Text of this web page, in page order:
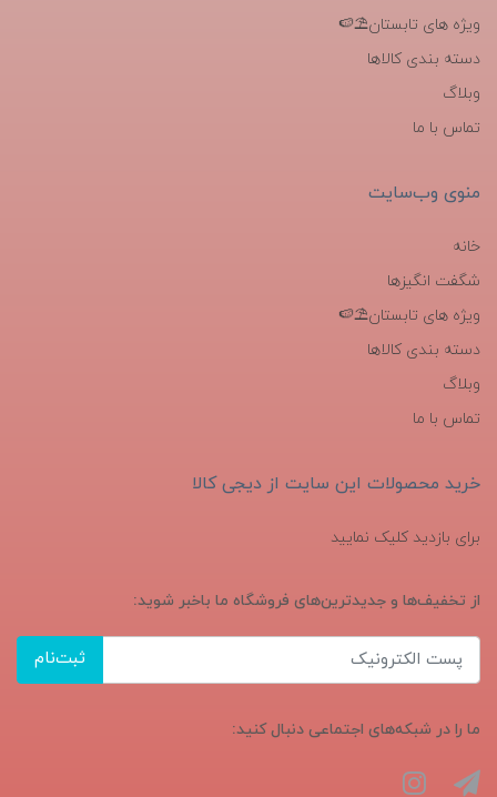
ویژه های تابستان⛱️🍉
دسته بندی کالاها
وبلاگ
تماس با ما
منوی وب‌سایت
خانه
شگفت انگیزها
ویژه های تابستان⛱️🍉
دسته بندی کالاها
وبلاگ
تماس با ما
خرید محصولات این سایت از دیجی کالا
برای بازدید کلیک نمایید
از تخفیف‌ها و جدیدترین‌های فروشگاه ما باخبر شوید:
ثبت‌نام
ما را در شبکه‌های اجتماعی دنبال کنید: